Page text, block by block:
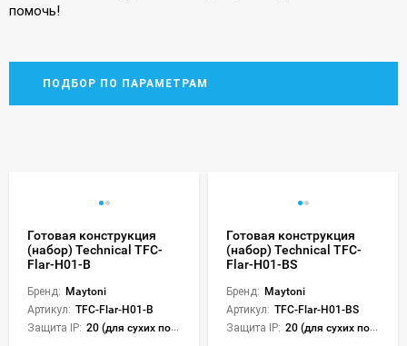
помочь!
ПОДБОР ПО ПАРАМЕТРАМ
Готовая конструкция
(набор) Technical TFC-
Flar-H01-B
Бренд: Maytoni
Артикул: TFC-Flar-H01-B
Защита IP: 20 (для сухих пом.)
Готовая конструкция
(набор) Technical TFC-
Flar-H01-BS
Бренд: Maytoni
Артикул: TFC-Flar-H01-BS
Защита IP: 20 (для сухих пом.)